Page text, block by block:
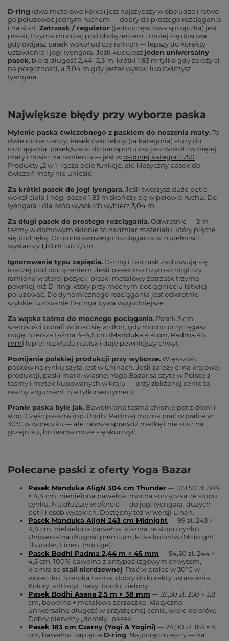
D-ring (dwa metalowe kółka) jest najszybszy w obsłudze i łatwo
go poluzować jednym ruchem — dobry do prostego rozciągania
i na start. Zatrzask / regulator (jednoczęściowa sprzączka) jest
płaski, trzyma mocniej pod obciążeniem i mniej się obsuwa,
gdy owijasz pasek wokół ud czy ramion — lepszy do korekty
ustawienia i jogi Iyengara. Jeśli kupujesz jeden uniwersalny
pasek, bierz długość 2,44–2,5 m; krótki 1,83 m tylko gdy zależy ci
na poręczności, a 3,04 m gdy jesteś wysoki lub ćwiczysz
Iyengara.
Największe błędy przy wyborze paska
Mylenie paska ćwiczebnego z paskiem do noszenia maty.To
dwie różne rzeczy. Pasek ćwiczebny (ta kategoria) służy do
rozciągania, pasek/szelki do transportu owijasz wokół zwiniętej
maty i nosisz na ramieniu — jest wosobnej kategorii 250.
Produkty „2 w 1" łączą obie funkcje, ale klasyczny pasek do
ćwiczeń maty nie uniesie.
Za krótki pasek do jogi Iyengara.Jeśli tworzysz duże pętle
wokół ciała i nóg, pasek 1,83 m skończy się w połowie ruchu. Do
Iyengara i dla osób wysokich wybierz 3,04 m.
Za długi pasek do prostego rozciągania.Odwrotnie — 3 m
taśmy w domowym skłonie to nadmiar materiału, który plącze
się pod ręką. Do podstawowego rozciągania w zupełności
wystarczy1,83 m lub 2,5 m.
Ignorowanie typu zapięcia. D-ring i zatrzask zachowują się
inaczej pod obciążeniem. Jeśli pasek ma trzymać nogi czy
ramiona w stałej pozycji, płaski metalowy zatrzask trzyma
pewniej niż D-ring, który przy mocnym pociągnięciu łatwiej
poluzować. Do dynamicznego rozciągania jest odwrotnie —
szybkie luzowanie D-ringa bywa wygodniejsze.
Za wąska taśma do mocnego pociągania. Pasek 3 cm
szerokości potrafi wcinać się w dłoń, gdy mocno przyciągasz
nogę. Szersza taśma 4–4,5 cm (Manduka 4,4 cm, Padma 45
mm) lepiej rozkłada nacisk i daje pewniejszy chwyt.
Pomijanie polskiej produkcji przy wyborze.Większość
pasków na rynku szyta jest w Chinach. Jeśli zależy ci na krajowej
produkcji, paski marki własnej Yoga Bazar są szyte w Polsce z
taśmy i metek kupowanych w kraju — przy zbliżonej cenie to
realny argument, nie tylko sentyment.
Pranie paska byle jak. Bawełniana taśma chłonie pot z dłoni i
stóp. Część pasków (np. Bodhi Padma) można prać w pralce w
30°C w woreczku — ale zawsze sprawdź metkę i nie susz na
grzejniku, bo taśma może się skurczyć.
Polecane paski z oferty Yoga Bazar
Pasek Manduka AligN 304 cm Thunder— 109,50 zł. 304
× 4,4 cm, niebielona bawełna, mocna sprzączka ze stopu
cynku. Najdłuższy w ofercie — do jogi Iyengara, dużych
pętli i osób wysokich. Dostępny też w wersji Linen.
Pasek Manduka AligN 243 cm Midnight — 99 zł. 243 ×
4,4 cm, niebielona bawełna, klamra ze stopu cynku.
Uniwersalna długość premium, kilka kolorów (Midnight,
Thunder, Linen, Indulge).
Pasek Bodhi Padma 2,44 m × 45 mm — 54,50 zł. 244 ×
4,5 cm, 100% bawełna z antypoślizgowym chwytem,
klamra ze stali nierdzewnej. Prać w pralce w 30°C w
woreczku. Szeroka taśma, dobry do korekty ustawienia.
Kolory: antracyt, navy, bordo, zielony.
Pasek Bodhi Asana 2,5 m × 38 mm — 39,50 zł. 250 × 3,8
cm, bawełna + metalowa sprzączka. Klasyczna
uniwersalna długość w przystępnej cenie, wiele kolorów.
Dobry pierwszy „dorosły" pasek.
Pasek 183 cm Czarny (Yogi & Yogini) — 24,90 zł. 183 × 4
cm, bawełna, zapięcie D-ring. Najporęczniejszy — na